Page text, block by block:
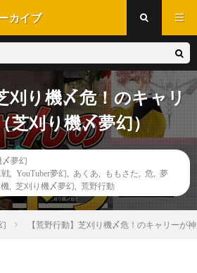
カイブ
刈り機〆危！のキャリ
芝刈り機〆夢幻）
〆夢幻
戦 YouTuber夢幻 あくあ ももさた 危
夢
芝刈り機〆夢幻 荒野行動
【荒野行動】芝刈り機〆危！のキャリーが